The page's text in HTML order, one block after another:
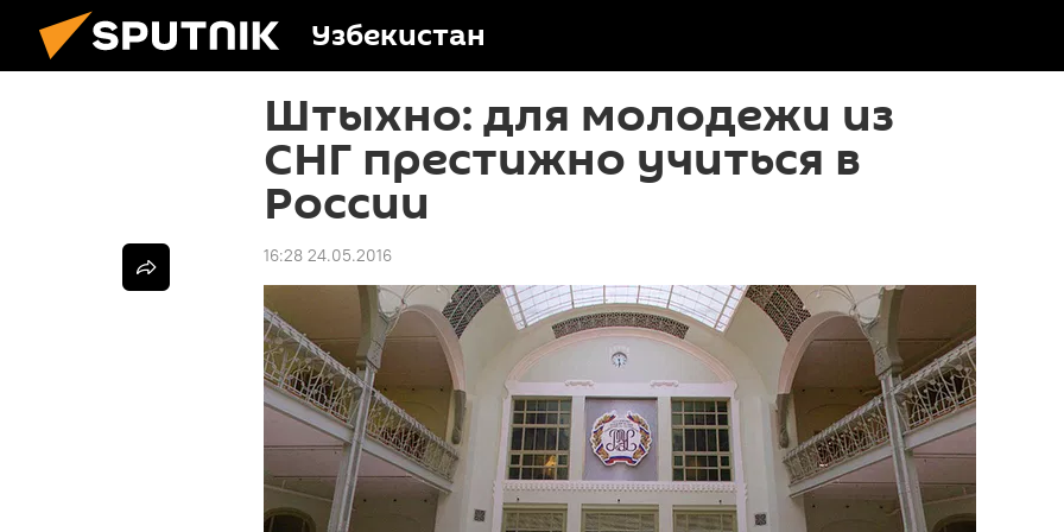
Узбекистан
Штыхно: для молодежи из
СНГ престижно учиться в
России
16:28 24.05.2016